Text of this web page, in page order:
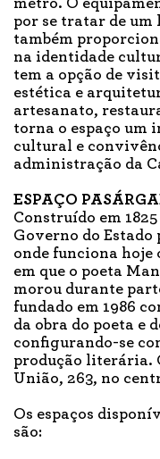
metrô. O
por se tratar de um
também
na identidade
tem a opção de
estética e
artesanato,
torna o espaço um
cultural e
administração da
ESPAÇO
Construído em
Governo do Estado
onde funciona hoje
em que o poeta
morou durante
fundado em 1986
da obra do poeta e
configurando-se
produção literária.
União, 263, no
Os espaços
são: